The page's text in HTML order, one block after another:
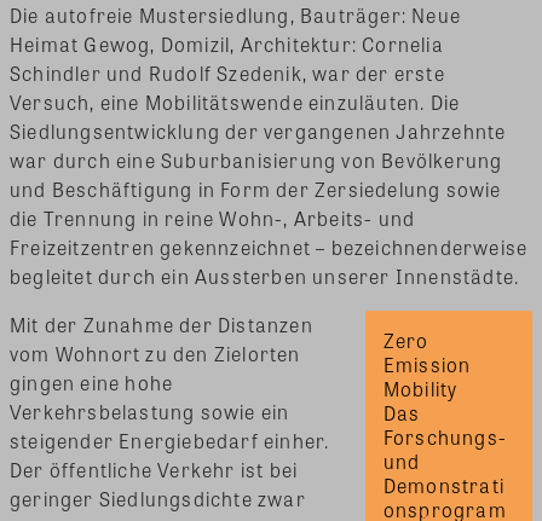
Die autofreie Mustersiedlung, Bauträger: Neue
Heimat Gewog, Domizil, Architektur: Cornelia
Schindler und Rudolf Szedenik, war der erste
Versuch, eine Mobilitätswende einzuläuten. Die
Siedlungsentwicklung der vergangenen Jahrzehnte
war durch eine Suburbanisierung von Bevölkerung
und Beschäftigung in Form der Zersiedelung sowie
die Trennung in reine Wohn-, Arbeits- und
Freizeitzentren gekennzeichnet – bezeichnenderweise
begleitet durch ein Aussterben unserer Innenstädte.
Zero
Emission
Mobility
Das
Forschungs-
und
Demonstrati
onsprogram
Mit der Zunahme der Distanzen
vom Wohnort zu den Zielorten
gingen eine hohe
Verkehrsbelastung sowie ein
steigender Energiebedarf einher.
Der öffentliche Verkehr ist bei
geringer Siedlungsdichte zwar